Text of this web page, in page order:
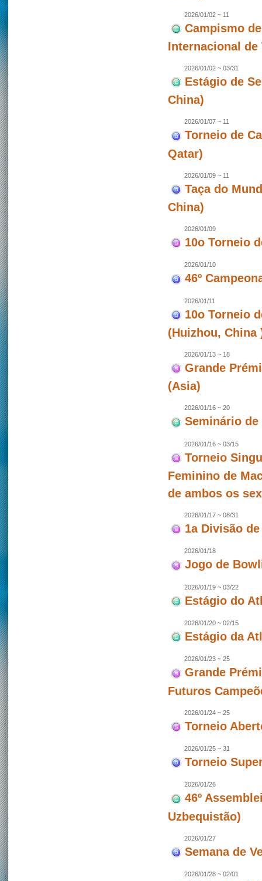
2026/01/02 ~ 11
Campismo
Internacional de
2026/01/02 ~ 03/31
Estágio de
China)
2026/01/07 ~ 11
Torneio de
Qatar)
2026/01/09 ~ 11
Taça do
China)
2026/01/09
10o Torneio
2026/01/10
46º
2026/01/11
10o Torneio
(Huizhou, China
2026/01/13 ~ 18
Grande
(Asia)
2026/01/16 ~ 20
Seminário de
2026/01/16 ~ 03/15
Torneio
Feminino de
de ambos os
2026/01/17 ~ 08/31
1a Divisão
2026/01/18
Jogo de
2026/01/19 ~ 03/22
Estágio do
2026/01/20 ~ 02/15
Estágio da
2026/01/23 ~ 25
Grande
Futuros
2026/01/24 ~ 25
Torneio
2026/01/25 ~ 31
Torneio
2026/01/26
46º
Uzbequistão)
2026/01/27
Semana de
2026/01/28 ~ 02/01